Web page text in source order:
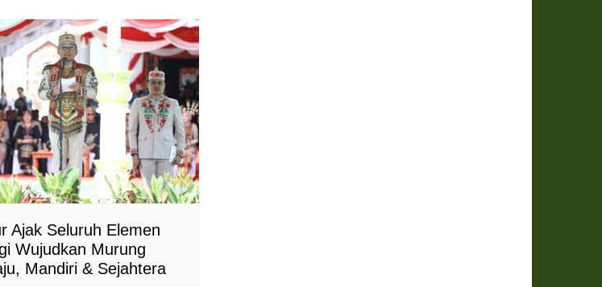
Ajak Seluruh Elemen
Wujudkan Murung
Mandiri & Sejahtera